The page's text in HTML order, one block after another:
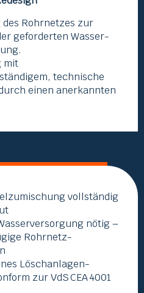
Rohrnetzes zur
geforderten Wasser­
mit
technische
einen anerkannten
vollständig
nötig –
Rohrnetz­
Löschanlagen­
zur VdS CEA 4001